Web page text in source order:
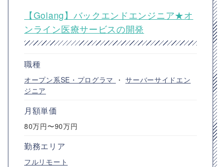
【Golang】バックエンドエンジニア★オ
ンライン医療サービスの開発
職種
オープン系SE・プログラマ ・サーバーサイドエン
ジニア
月額単価
80万円〜90万円
勤務エリア
フルリモート